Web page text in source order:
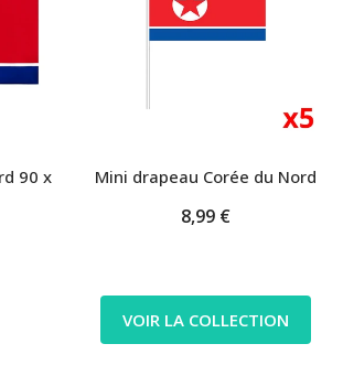
90 x
Mini drapeau Corée du Nord
8,99 €
VOIR LA COLLECTION